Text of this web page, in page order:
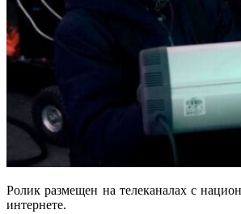
Ролик размещен на телеканалах с
интернете.